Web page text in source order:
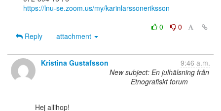
https://lnu-se.zoom.us/my/karinlarssoneriksson
0
0
Reply
attachment
Kristina Gustafsson
9:46 a.m.
New subject: En julhälsning från
Etnografiskt forum